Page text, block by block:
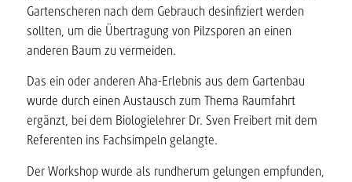
Gartenscheren nach dem Gebrauch desinfiziert werden
sollten, um die Übertragung von Pilzsporen an einen
anderen Baum zu vermeiden.
Das ein oder anderen Aha-Erlebnis aus dem Gartenbau
wurde durch einen Austausch zum Thema Raumfahrt
ergänzt, bei dem Biologielehrer Dr. Sven Freibert mit dem
Referenten ins Fachsimpeln gelangte.
Der Workshop wurde als rundherum gelungen empfunden,